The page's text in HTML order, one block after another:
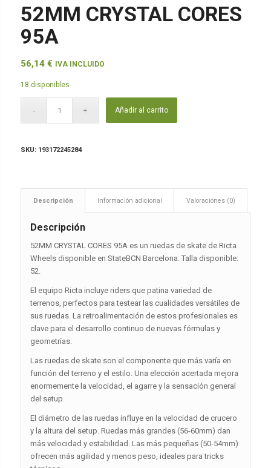
52MM CRYSTAL CORES
95A
56,14 € IVA INCLUIDO
18 disponibles
Añadir al carrito
SKU: 193172245284
Descripción Información adicional Valoraciones (0)
Descripción
52MM CRYSTAL CORES 95A es un ruedas de skate de Ricta
Wheels disponible en StateBCN Barcelona. Talla disponible:
52.
El equipo Ricta incluye riders que patina variedad de
terrenos, perfectos para testear las cualidades versátiles de
sus ruedas. La retroalimentación de estos profesionales es
clave para el desarrollo continuo de nuevas fórmulas y
geometrías.
Las ruedas de skate son el componente que más varía en
función del terreno y el estilo. Una elección acertada mejora
enormemente la velocidad, el agarre y la sensación general
del setup.
El diámetro de las ruedas influye en la velocidad de crucero
y la altura del setup. Ruedas más grandes (56-60mm) dan
más velocidad y estabilidad. Las más pequeñas (50-54mm)
ofrecen más agilidad y menos peso, ideales para tricks